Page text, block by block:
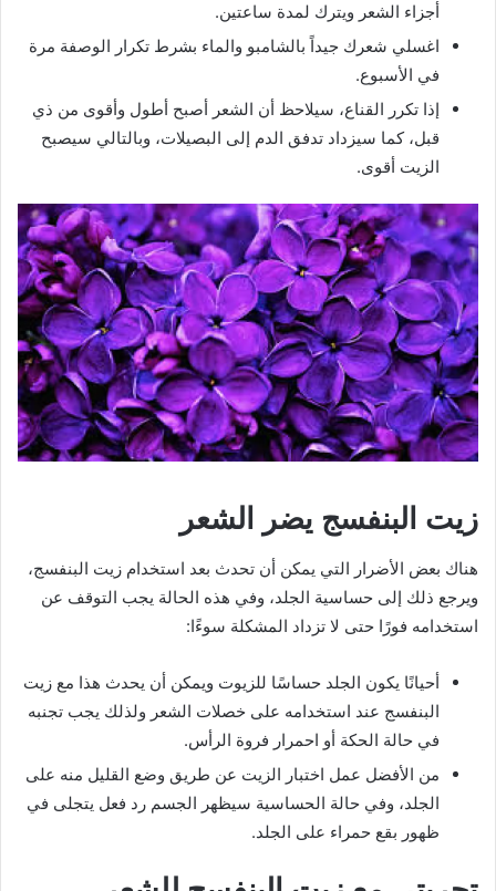
أجزاء الشعر ويترك لمدة ساعتين.
اغسلي شعرك جيداً بالشامبو والماء بشرط تكرار الوصفة مرة
في الأسبوع.
إذا تكرر القناع، سيلاحظ أن الشعر أصبح أطول وأقوى من ذي
قبل، كما سيزداد تدفق الدم إلى البصيلات، وبالتالي سيصبح
الزيت أقوى.
زيت البنفسج يضر الشعر
هناك بعض الأضرار التي يمكن أن تحدث بعد استخدام زيت البنفسج،
ويرجع ذلك إلى حساسية الجلد، وفي هذه الحالة يجب التوقف عن
استخدامه فورًا حتى لا تزداد المشكلة سوءًا:
أحيانًا يكون الجلد حساسًا للزيوت ويمكن أن يحدث هذا مع زيت
البنفسج عند استخدامه على خصلات الشعر ولذلك يجب تجنبه
في حالة الحكة أو احمرار فروة الرأس.
من الأفضل عمل اختبار الزيت عن طريق وضع القليل منه على
الجلد، وفي حالة الحساسية سيظهر الجسم رد فعل يتجلى في
ظهور بقع حمراء على الجلد.